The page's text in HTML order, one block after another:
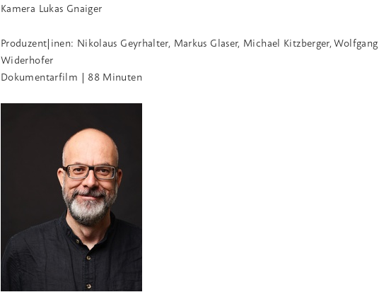
Kamera Lukas Gnaiger
Produzent|inen: Nikolaus Geyrhalter, Markus Glaser, Michael Kitzberger, Wolfgang
Widerhofer
Dokumentarfilm | 88 Minuten